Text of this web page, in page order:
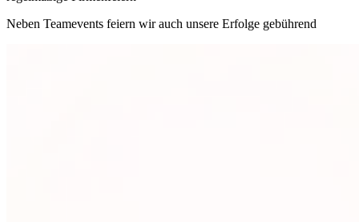
Neben Teamevents feiern wir auch unsere Erfolge gebührend